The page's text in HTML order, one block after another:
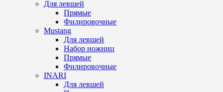
Для левшей
Прямые
Филировочные
Mustang
Для левшей
Набор ножниц
Прямые
Филировочные
INARI
Для левшей